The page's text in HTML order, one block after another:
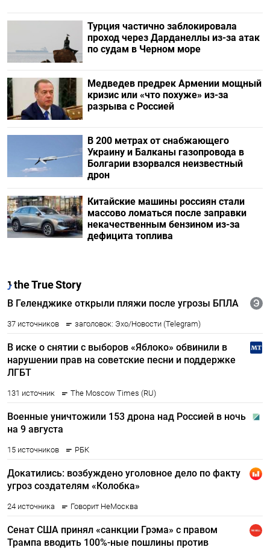
Турция частично заблокировала
проход через Дарданеллы из-за атак
по судам в Черном море
Медведев предрек Армении мощный
кризис или «что похуже» из-за
разрыва с Россией
В 200 метрах от снабжающего
Украину и Балканы газопровода в
Болгарии взорвался неизвестный
дрон
Китайские машины россиян стали
массово ломаться после заправки
некачественным бензином из-за
дефицита топлива